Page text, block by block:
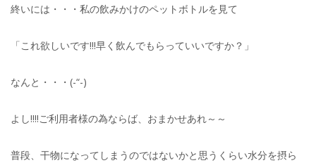
終いには・・・私の飲みかけのペットボトルを見て
「これ欲しいです!!!早く飲んでもらっていいですか？」
なんと・・・(-“-)
よし!!!!ご利用者様の為ならば、おまかせあれ～～
普段、干物になってしまうのではないかと思うくらい水分を摂ら